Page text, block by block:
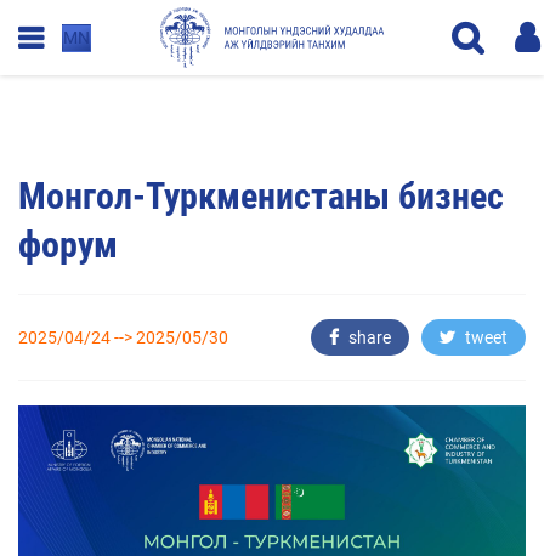
MN
Монгол-Туркменистаны бизнес
форум
2025/04/24 --> 2025/05/30 share tweet